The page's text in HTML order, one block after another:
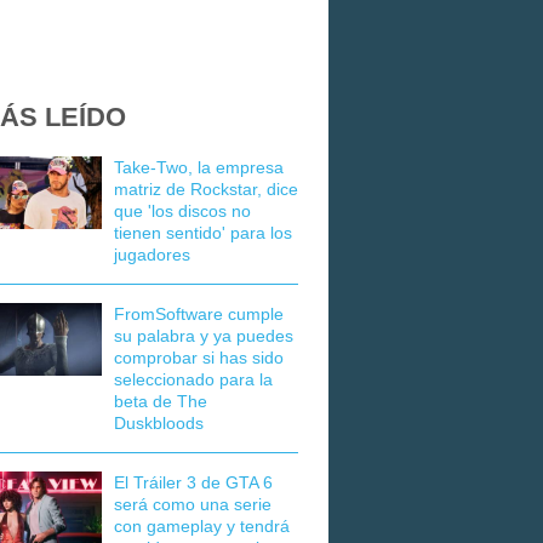
LEÍDO
Take-Two, la empresa
matriz de Rockstar, dice
que 'los discos no
tienen sentido' para los
jugadores
FromSoftware cumple
su palabra y ya puedes
comprobar si has sido
seleccionado para la
beta de The
Duskbloods
El Tráiler 3 de GTA 6
será como una serie
con gameplay y tendrá